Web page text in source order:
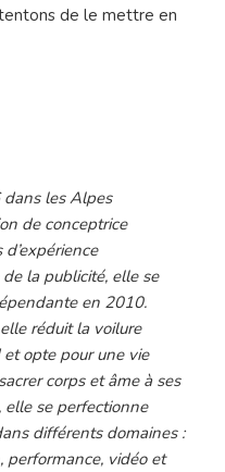
de le mettre en
les Alpes
de conceptrice
la publicité, elle se
en 2010.
réduit la voilure
opte pour une vie
corps et âme à ses
elle se perfectionne
différents domaines :
performance, vidéo et